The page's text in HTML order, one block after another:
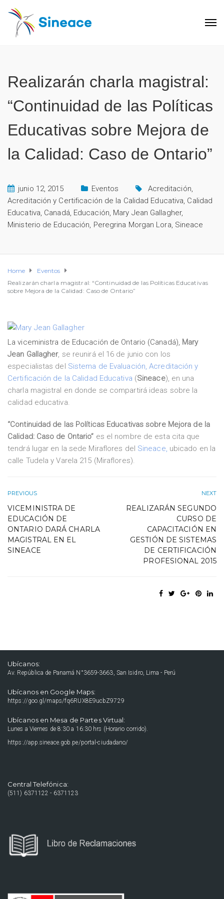
Realizarán charla magistral:
“Continuidad de las Políticas
Educativas sobre Mejora de
la Calidad: Caso de Ontario”
junio 12, 2015 Eventos Acreditación,
Acreditación y Certificación de la Calidad Educativa, Calidad
Educativa, Canadá, Educación, Mary Jean Gallagher,
Ministerio de Educación, Peregrina Morgan Lora, Sineace
Home
Eventos
Realizarán charla magistral: “Continuidad de las Políticas Educativas
sobre Mejora de la Calidad: Caso de Ontario”
La viceministra de Educación de Ontario (Canadá), Mary
Jean Gallagher, se reunirá el 16 de junio con los
especialistas del Sistema de Evaluación, Acreditación y
Certificación de la Calidad Educativa (Sineace), en una
charla magistral en donde se compartirá ideas sobre la
calidad educativa.
“Continuidad de las Políticas Educativas sobre Mejora de la
Calidad: Caso de Ontario” es el nombre de esta cita que
tendrá lugar en la sede Miraflores del Sineace, ubicado en la
calle Tudela y Varela 215 (Miraflores).
PREVIOUS
VICEMINISTRA DE
EDUCACIÓN DE
ONTARIO DARÁ CHARLA
MAGISTRAL EN EL
SINEACE
NEXT
REALIZARÁN SEGUNDO
CURSO DE
CAPACITACIÓN EN
GESTIÓN DE SISTEMAS
DE CERTIFICACIÓN
PROFESIONAL 2015
Ubícanos:
Av. República de Panamá N°3659-3663, San Isidro, Lima - Perú
Ubícanos en Google Maps:
https://goo.gl/maps/fq6RUX8E9ucbZ9729
Ubícanos en Mesa de Partes Virtual:
Lunes a Viernes de 8:30 a 16:30 hrs (Horario corrido).
https://app.sineace.gob.pe/portal-ciudadano/
Central Telefónica:
(511) 6371122 - 6371123